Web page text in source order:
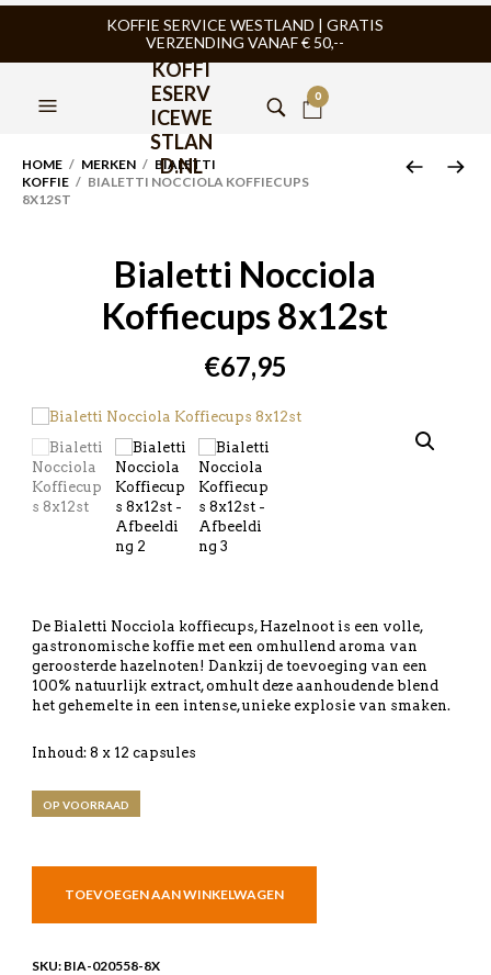
KOFFIE SERVICE WESTLAND | GRATIS
VERZENDING VANAF € 50,--
KOFFI
ESERV
ICEWE
STLAN
D.NL
0
HOME / MERKEN / BIALETTI
KOFFIE / BIALETTI NOCCIOLA KOFFIECUPS
8X12ST
Bialetti Nocciola
Koffiecups 8x12st
€67,95
De Bialetti Nocciola koffiecups, Hazelnoot is een volle,
gastronomische koffie met een omhullend aroma van
geroosterde hazelnoten! Dankzij de toevoeging van een
100% natuurlijk extract, omhult deze aanhoudende blend
het gehemelte in een intense, unieke explosie van smaken.
Inhoud: 8 x 12 capsules
OP VOORRAAD
TOEVOEGEN AAN WINKELWAGEN
SKU: BIA-020558-8X